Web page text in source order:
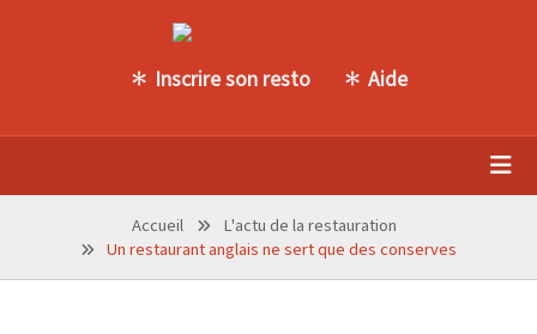
Inscrire son resto Aide
Accueil
L'actu de la restauration
Un restaurant anglais ne sert que des conserves